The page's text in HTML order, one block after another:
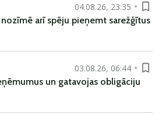
04.08.26, 23:35
nozīmē arī spēju pieņemt sarežģītus
03.08.26, 06:44
un gatavojas obligāciju